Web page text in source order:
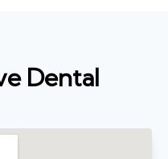
Dental